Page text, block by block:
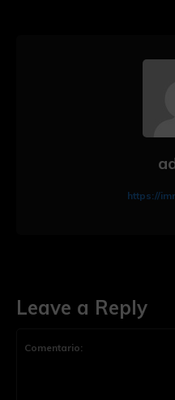
Leave a Reply
https://